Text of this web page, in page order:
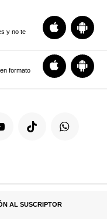
y no te
formato
AL SUSCRIPTOR